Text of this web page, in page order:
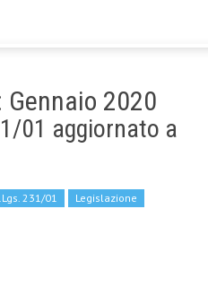
2020
01 aggiornato a
231/01 Legislazione